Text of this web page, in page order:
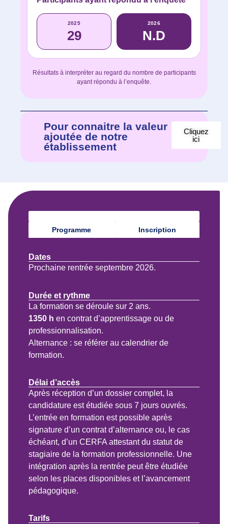
Programme Inscription
Dates
Prochaine rentrée septembre 2026.
Durée et rythme
La formation se déroule sur 2 ans.
1350 h en contrat d’apprentissage ou de
professionnalisation.
Alternance : se référer au calendrier de
formation.
Délai d’accès
Après réception d’un dossier complet, la
candidature est étudiée sous 7 jours ouvrés.
L’entrée en formation est possible après
signature d’un contrat d’alternance ou, le cas
échéant, d’un CERFA attestant du statut de
stagiaire de la formation professionnelle. Une
intégration après la rentrée peut être étudiée
selon les places disponibles et l’avancement
pédagogique.
Tarifs
2025
29
2026
N.D
Résultats à interpréter au regard du nombre de participants
ayant répondu à l’enquête.
Pour connaitre la valeur
ajoutée de notre
établissement
Cliquez
ici